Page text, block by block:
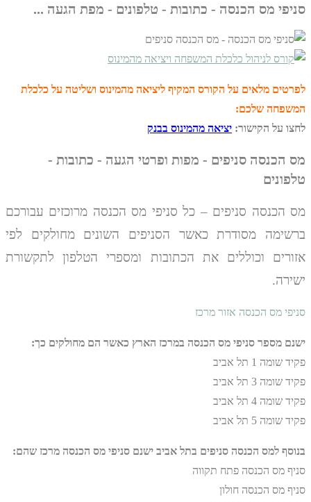
סניפי מס הכנסה - כתובות - טלפונים - מפת הגעה ...
לפרטים מלאים על הקורס המקיף ליציאה מהמינוס ושליטה על כלכלת
המשפחה שלכם:
לחצו על הקישור: יציאה מהמינוס בבנק
מס הכנסה סניפים - מפות ופרטי הגעה - כתובות -
טלפונים
מס הכנסה סניפים – כל סניפי מס הכנסה מרוכזים עבורכם
ברשימה מסודרת כאשר הסניפים השונים מחולקים לפי
אזורים וכוללים את הכתובות ומספרי הטלפון לתקשורת
ישירה.
סניפי מס הכנסה אזור מרכז
ישנם מספר סניפי מס הכנסה במרכז הארץ כאשר הם מחולקים כך:
פקיד שומה 1 תל אביב
פקיד שומה 3 תל אביב
פקיד שומה 4 תל אביב
פקיד שומה 5 תל אביב
בנוסף למס הכנסה סניפים בתל אביב ישנם סניפי מס הכנסה מרכז שהם:
סניף מס הכנסה פתח תקווה
סניף מס הכנסה חולון